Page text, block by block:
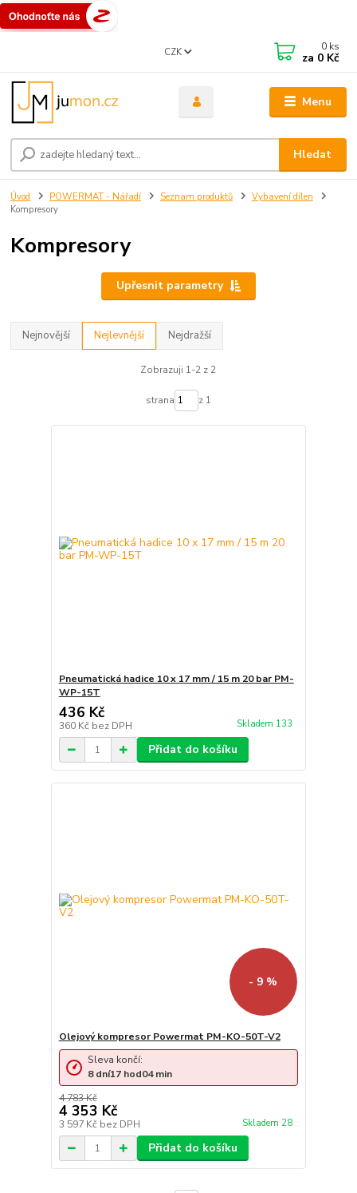
Menu
CZK
Hledat
0 ks
za 0 Kč
Úvod POWERMAT - Nářadí Seznam produktů
Vybavení dílen
Kompresory
Kompresory
Upřesnit parametry
Nejnovější Nejlevnější Nejdražší
Zobrazuji 1-2 z 2
strana z 1
Pneumatická hadice 10 x 17 mm / 15 m 20 bar PM-
WP-15T
436 Kč
360 Kč bez DPH Skladem 133
Přidat do košíku
- 9 %
Olejový kompresor Powermat PM-KO-50T-V2
4 783 Kč
4 353 Kč
3 597 Kč bez DPH Skladem 28
Sleva končí:
8 dní17 hod04min
Přidat do košíku